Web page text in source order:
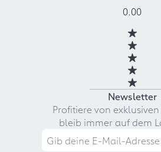
0.00
Newsletter
Profitiere von
bleib immer auf dem